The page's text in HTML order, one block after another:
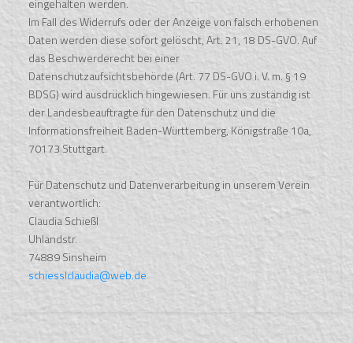
eingehalten werden.
Im Fall des Widerrufs oder der Anzeige von falsch erhobenen
Daten werden diese sofort gelöscht, Art. 21, 18 DS-GVO. Auf
das Beschwerderecht bei einer
Datenschutzaufsichtsbehörde (Art. 77 DS-GVO i. V. m. § 19
BDSG) wird ausdrücklich hingewiesen. Für uns zuständig ist
der Landesbeauftragte für den Datenschutz und die
Informationsfreiheit Baden-Württemberg, Königstraße 10a,
70173 Stuttgart.
Für Datenschutz und Datenverarbeitung in unserem Verein
verantwortlich:
Claudia Schießl
Uhlandstr.
74889 Sinsheim
schiesslclaudia@web.de